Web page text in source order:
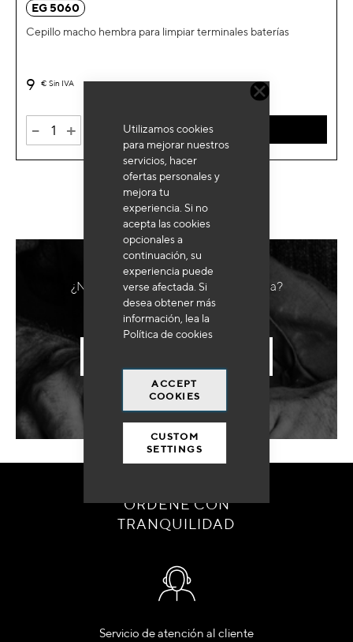
Utilizamos cookies
para mejorar nuestros
servicios, hacer
ofertas personales y
mejora tu
experiencia. Si no
acepta las cookies
opcionales a
continuación, su
experiencia puede
verse afectada. Si
desea obtener más
información, lea la
Política de cookies
ACCEPT
COOKIES
CUSTOM
SETTINGS
EG 5060
Cepillo macho hembra para limpiar terminales baterías
9 € Sin IVA
- + AÑADIR AL CARRITO
¿Necesita un equipo hecho a medida?
ORDENE CON
TRANQUILIDAD
Servicio de atención al cliente